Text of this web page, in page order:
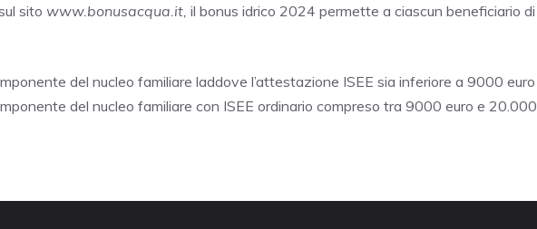
sito www.bonusacqua.it, il bonus idrico 2024 permette a ciascun beneficiario di
del nucleo familiare laddove l’attestazione ISEE sia inferiore a 9000 euro
del nucleo familiare con ISEE ordinario compreso tra 9000 euro e 20.000